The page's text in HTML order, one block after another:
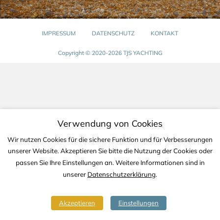
IMPRESSUM DATENSCHUTZ KONTAKT
Copyright © 2020-2026 TJS YACHTING
Verwendung von Cookies
Wir nutzen Cookies für die sichere Funktion und für Verbesserungen
unserer Website. Akzeptieren Sie bitte die Nutzung der Cookies oder
passen Sie Ihre Einstellungen an. Weitere Informationen sind in
unserer Datenschutzerklärung.
Akzeptieren Einstellungen